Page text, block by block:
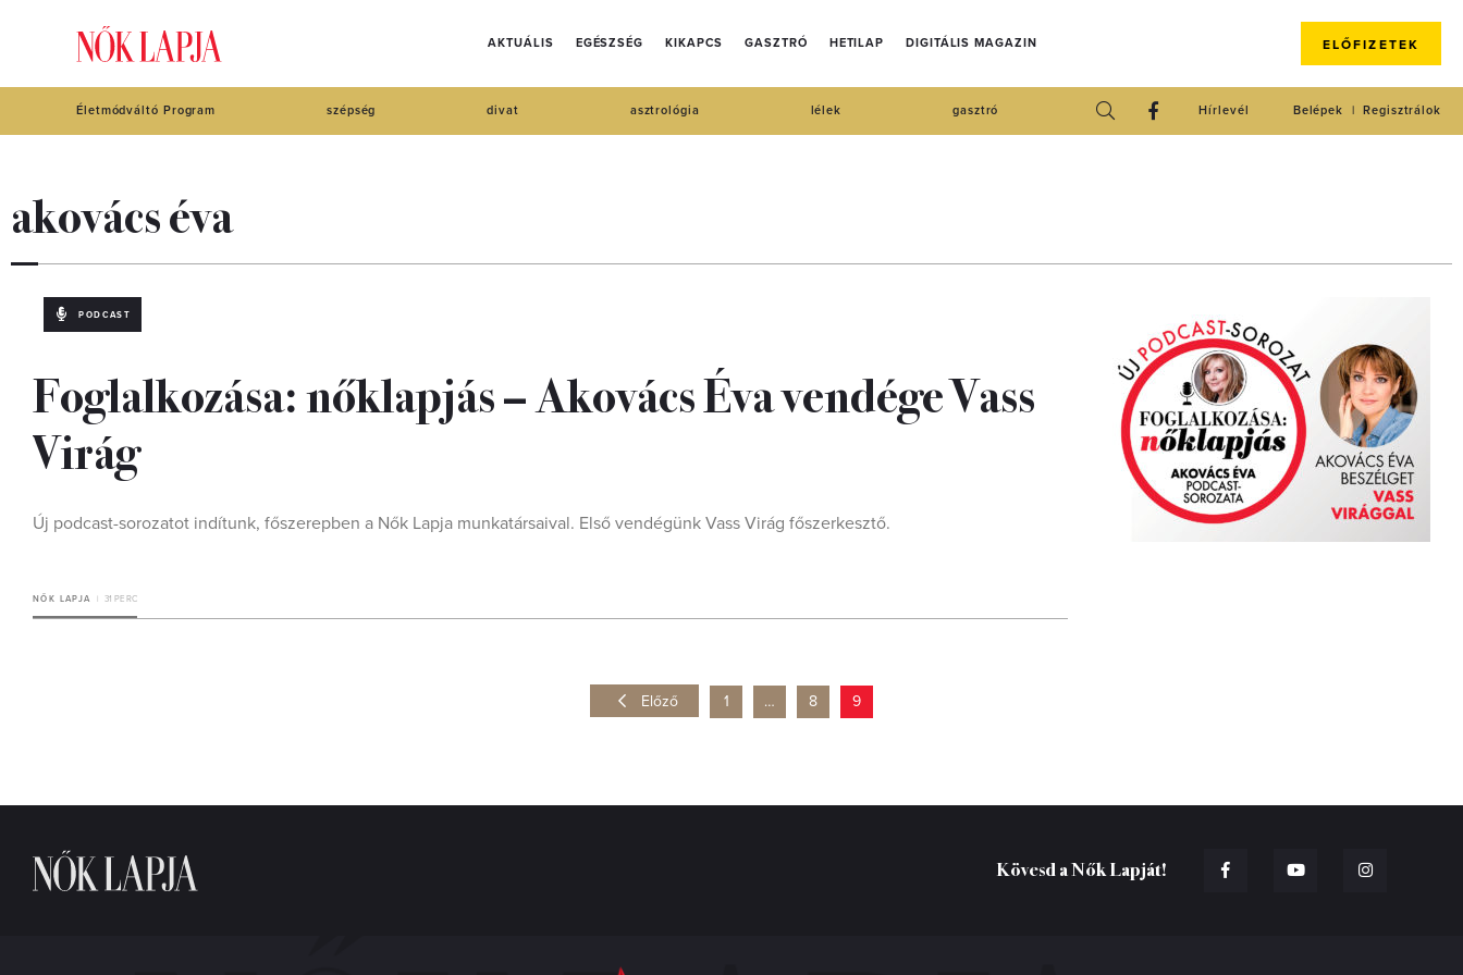
AKTUÁLIS EGÉSZSÉG KIKAPCS GASZTRÓ HETILAP DIGITÁLIS MAGAZIN ELŐFIZETEK
Életmódváltó Program szépség divat asztrológia lélek gasztró Regisztrálok
Belépek
Hírlevél
akovács éva
PODCAST
Foglalkozása: nőklapjás – Akovács Éva vendége Vass
Virág
Új podcast-sorozatot indítunk, főszerepben a Nők Lapja munkatársaival. Első vendégünk Vass Virág főszerkesztő.
NŐK LAPJA 31 PERC
Előző 1 … 8 9
Kövesd a Nők Lapját!